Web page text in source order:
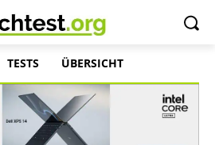
TESTS ÜBERSICHT